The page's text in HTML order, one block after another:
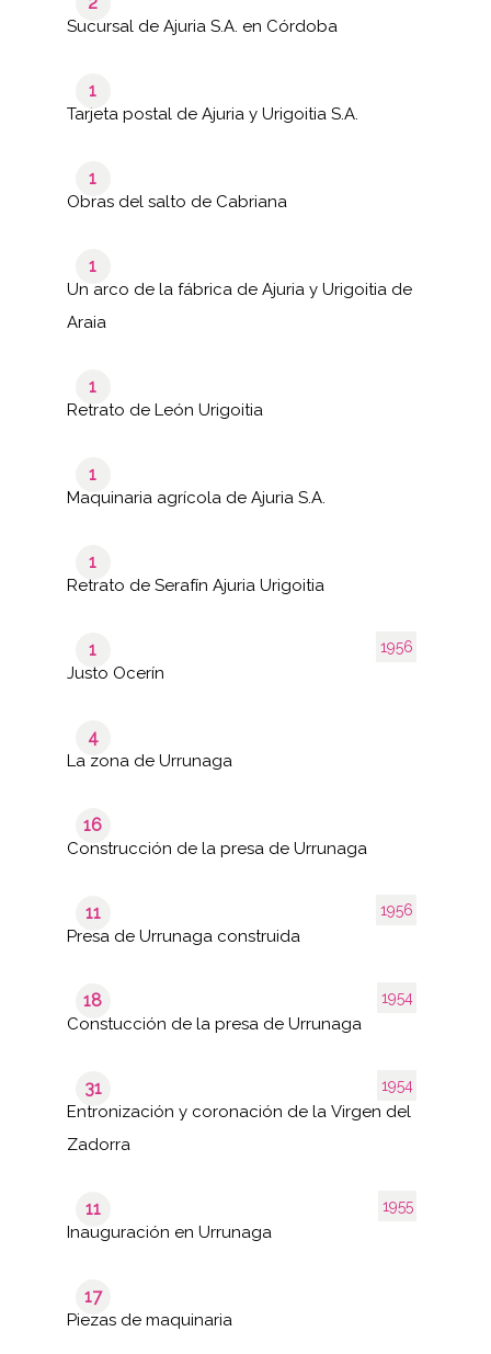
Sucursal de Ajuria S.A. en Córdoba
1
Tarjeta postal de Ajuria y Urigoitia S.A.
1
Obras del salto de Cabriana
1
Un arco de la fábrica de Ajuria y Urigoitia de
Araia
1
Retrato de León Urigoitia
1
Maquinaria agrícola de Ajuria S.A.
1
Retrato de Serafín Ajuria Urigoitia
1956
1
Justo Ocerín
4
La zona de Urrunaga
16
Construcción de la presa de Urrunaga
1956
11
Presa de Urrunaga construida
1954
18
Constucción de la presa de Urrunaga
1954
31
Entronización y coronación de la Virgen del
Zadorra
1955
11
Inauguración en Urrunaga
17
Piezas de maquinaria